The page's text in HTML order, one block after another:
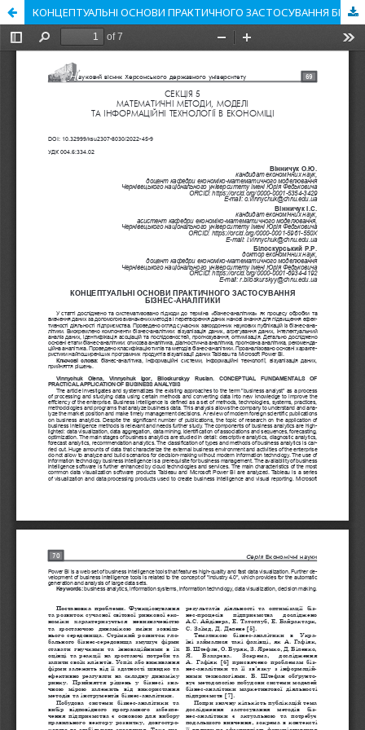
КОНЦЕПТУАЛЬНІ ОСНОВИ ПРАКТИЧНОГО ЗАСТОСУВАННЯ БІЗНЕС-АНАЛІТИКИ